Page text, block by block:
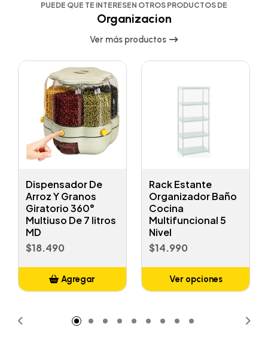
PUEDE QUE TE INTERESEN OTROS PRODUCTOS DE
Organizacion
Ver más productos
Dispensador De
Arroz Y Granos
Giratorio 360°
Multiuso De 7 litros
MD
$18.490
Agregar
Rack Estante
Organizador Baño
Cocina
Multifuncional 5
Nivel
$14.990
Ver opciones